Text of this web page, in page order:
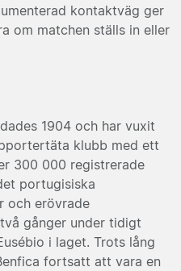
kontaktväg ger
om matchen ställs in eller
1904 och har vuxit
klubb med ett
300 000 registrerade
portugisiska
och erövrade
gånger under tidigt
i laget. Trots lång
fortsatt att vara en